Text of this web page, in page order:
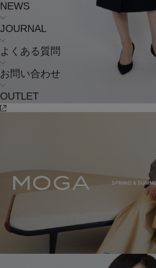
NEWS
JOURNAL
よくある質問
お問い合わせ
OUTLET